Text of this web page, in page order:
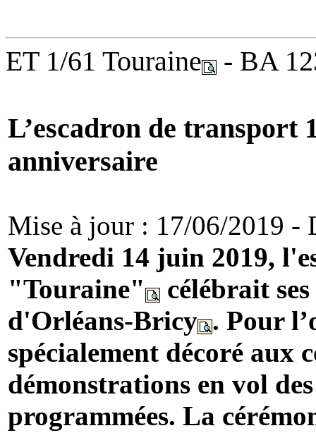
ET 1/61 Touraine - BA
L’escadron de transport
anniversaire
Mise à jour : 17/06/2019 -
Vendredi 14 juin 2019,
"Touraine"
célébrait
d'Orléans-Bricy . Pour
spécialement décoré aux
démonstrations en vol
programmées. La